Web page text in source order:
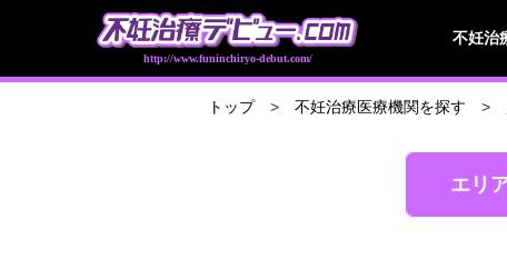
http://www.funinchiryo-debut.com/
不妊治
トップ 不妊治療医療機関を探す
エリ